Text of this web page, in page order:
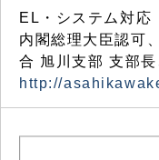
EL・システム対応
内閣総理大臣認可
合 旭川支部 支部
http://